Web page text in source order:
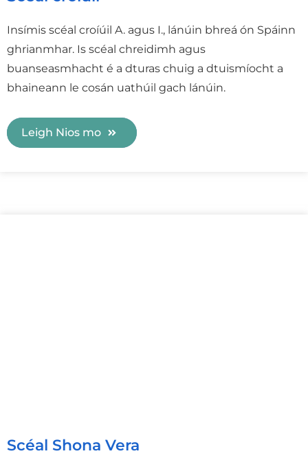
Insímis scéal croíúil A. agus I., lánúin bhreá ón Spáinn
ghrianmhar. Is scéal chreidimh agus
buanseasmhacht é a dturas chuig a dtuismíocht a
bhaineann le cosán uathúil gach lánúin.
Leigh Nios mo
Scéal Shona Vera